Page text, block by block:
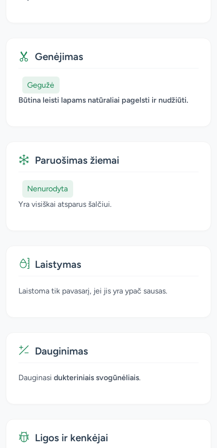
Genėjimas
Gegužė
Būtina leisti lapams natūraliai pagelsti ir nudžiūti.
Paruošimas žiemai
Nenurodyta
Yra visiškai atsparus šalčiui.
Laistymas
Laistoma tik pavasarį, jei jis yra ypač sausas.
Dauginimas
Dauginasi dukteriniais svogūnėliais.
Ligos ir kenkėjai